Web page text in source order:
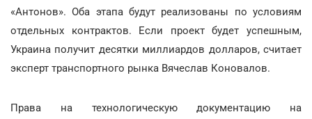
«Антонов». Оба этапа будут реализованы по условиям
отдельных контрактов. Если проект будет успешным,
Украина получит десятки миллиардов долларов, считает
эксперт транспортного рынка Вячеслав Коновалов.
Права на технологическую документацию на